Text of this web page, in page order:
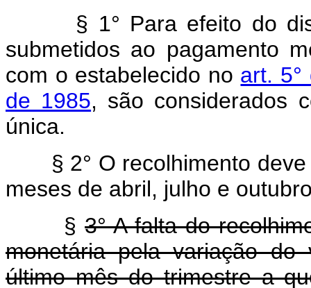
§ 1° Para efeito do
submetidos ao pagamento
com o estabelecido no art. 5°
de 1985, são considerados
única.
§ 2° O recolhimento
meses de abril, julho e
§ 3° A falta do
monetária pela variação
último mês do trimestre a